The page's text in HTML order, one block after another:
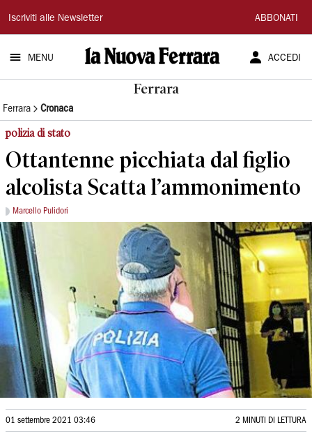
La
Nuova
Ferrara
Iscriviti alle Newsletter ABBONATI
MENU ACCEDI
Ferrara
Ferrara Cronaca
polizia di stato
Ottantenne picchiata dal figlio
alcolista Scatta l’ammonimento
Marcello Pulidori
01 settembre 2021 03:46 2 MINUTI DI LETTURA